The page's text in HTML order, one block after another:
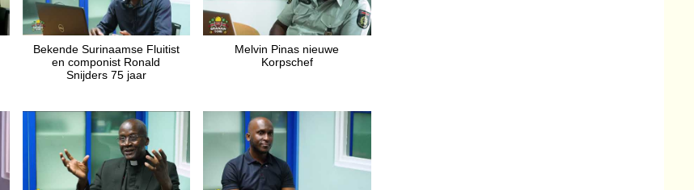
Bekende Surinaamse Fluitist
en componist Ronald
Snijders 75 jaar
Melvin Pinas nieuwe
Korpschef